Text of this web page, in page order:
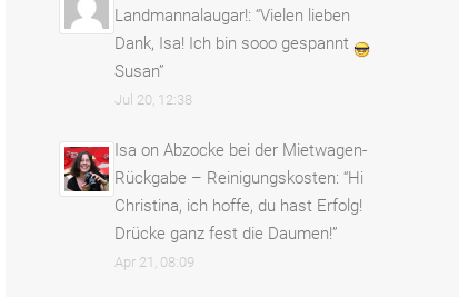
Landmannalaugar!: “Vielen lieben
Dank, Isa! Ich bin sooo gespannt
Susan”
Jul 20, 12:38
Isa on Abzocke bei der Mietwagen-
Rückgabe – Reinigungskosten: “Hi
Christina, ich hoffe, du hast Erfolg!
Drücke ganz fest die Daumen!”
Apr 21, 08:09